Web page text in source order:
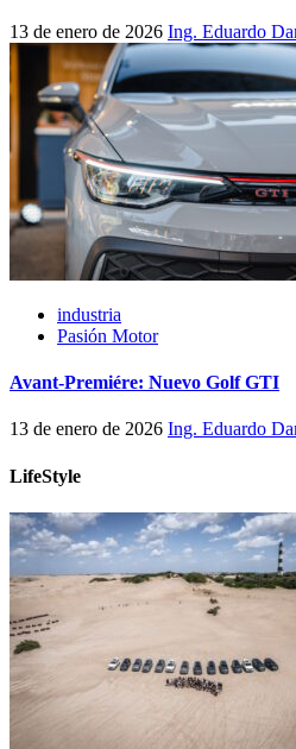
13 de enero de 2026 Ing. Eduardo
industria
Pasión Motor
Avant-Premiére: Nuevo Golf GTI
13 de enero de 2026 Ing. Eduardo
LifeStyle